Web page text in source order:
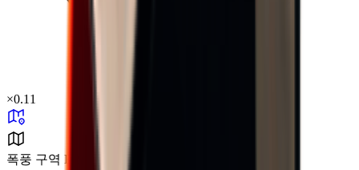
×0.11
폭풍 구역 B2